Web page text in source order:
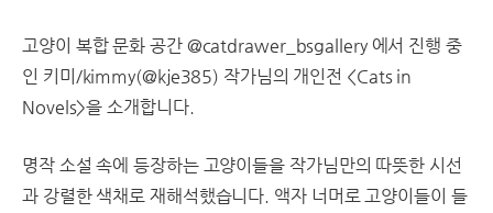
고양이 복합 문화 공간 @catdrawer_bsgallery 에서 진행 중
인 키미/kimmy(@kje385) 작가님의 개인전 <Cats in
Novels>을 소개합니다.
​명작 소설 속에 등장하는 고양이들을 작가님만의 따뜻한 시선
과 강렬한 색채로 재해석했습니다. 액자 너머로 고양이들이 들